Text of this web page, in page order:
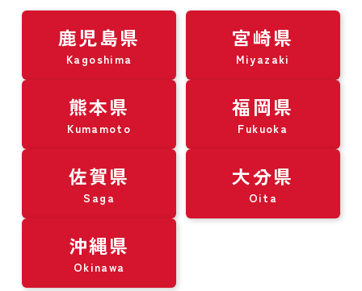
鹿児島県
Kagoshima
宮崎県
Miyazaki
熊本県
Kumamoto
福岡県
Fukuoka
佐賀県
Saga
大分県
Oita
沖縄県
Okinawa